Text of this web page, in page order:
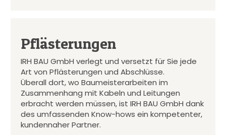
Pflästerungen
IRH BAU GmbH verlegt und versetzt für Sie jede
Art von Pflästerungen und Abschlüsse.
Überall dort, wo Baumeisterarbeiten im
Zusammenhang mit Kabeln und Leitungen
erbracht werden müssen, ist IRH BAU GmbH dank
des umfassenden Know-hows ein kompetenter,
kundennaher Partner.